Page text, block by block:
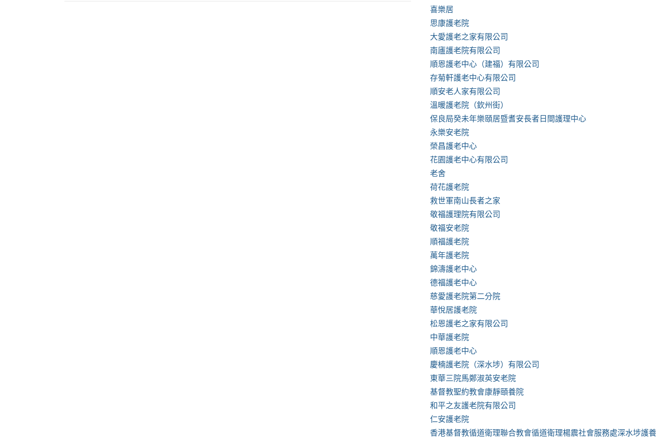
喜樂居
思康護老院
大愛護老之家有限公司
南廬護老院有限公司
順恩護老中心（建福）有限公司
存菊軒護老中心有限公司
順安老人家有限公司
溫暖護老院（欽州街）
保良局癸未年樂頤居暨耆安長者日間護理中心
永樂安老院
榮昌護老中心
花園護老中心有限公司
老舍
荷花護老院
救世軍南山長者之家
敬福護理院有限公司
敬福安老院
順福護老院
萬年護老院
錦濤護老中心
德福護老中心
慈愛護老院第二分院
華悅居護老院
松恩護老之家有限公司
中華護老院
順恩護老中心
慶楠護老院（深水埗）有限公司
東華三院馬鄭淑英安老院
基督教聖約教會康靜頤養院
和平之友護老院有限公司
仁安護老院
香港基督教循道衛理聯合教會循道衛理楊震社會服務處深水埗護